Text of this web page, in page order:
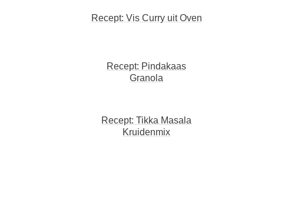
Recept: Vis Curry uit Oven
Recept: Pindakaas
Granola
Recept: Tikka Masala
Kruidenmix